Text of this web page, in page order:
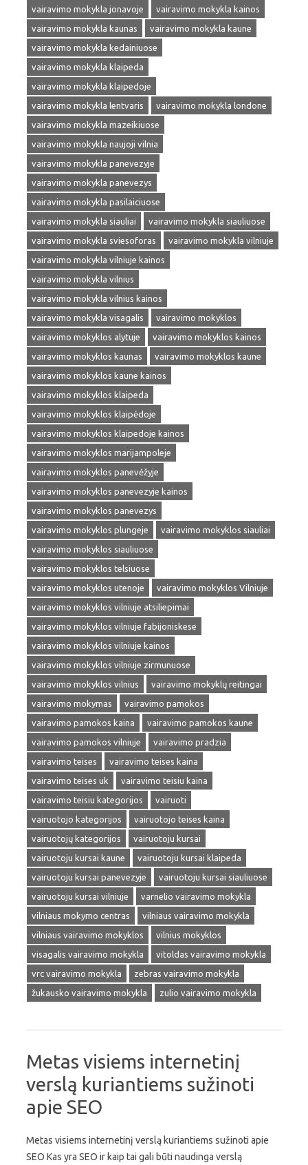
vairavimo mokykla jonavoje
vairavimo mokykla kainos
vairavimo mokykla kaunas
vairavimo mokykla kaune
vairavimo mokykla kedainiuose
vairavimo mokykla klaipeda
vairavimo mokykla klaipedoje
vairavimo mokykla lentvaris
vairavimo mokykla londone
vairavimo mokykla mazeikiuose
vairavimo mokykla naujoji vilnia
vairavimo mokykla panevezyje
vairavimo mokykla panevezys
vairavimo mokykla pasilaiciuose
vairavimo mokykla siauliai
vairavimo mokykla siauliuose
vairavimo mokykla sviesoforas
vairavimo mokykla vilniuje
vairavimo mokykla vilniuje kainos
vairavimo mokykla vilnius
vairavimo mokykla vilnius kainos
vairavimo mokykla visagalis
vairavimo mokyklos
vairavimo mokyklos alytuje
vairavimo mokyklos kainos
vairavimo mokyklos kaunas
vairavimo mokyklos kaune
vairavimo mokyklos kaune kainos
vairavimo mokyklos klaipeda
vairavimo mokyklos klaipėdoje
vairavimo mokyklos klaipedoje kainos
vairavimo mokyklos marijampoleje
vairavimo mokyklos panevėžyje
vairavimo mokyklos panevezyje kainos
vairavimo mokyklos panevezys
vairavimo mokyklos plungeje
vairavimo mokyklos siauliai
vairavimo mokyklos siauliuose
vairavimo mokyklos telsiuose
vairavimo mokyklos utenoje
vairavimo mokyklos Vilniuje
vairavimo mokyklos vilniuje atsiliepimai
vairavimo mokyklos vilniuje fabijoniskese
vairavimo mokyklos vilniuje kainos
vairavimo mokyklos vilniuje zirmunuose
vairavimo mokyklos vilnius
vairavimo mokyklų reitingai
vairavimo mokymas
vairavimo pamokos
vairavimo pamokos kaina
vairavimo pamokos kaune
vairavimo pamokos vilniuje
vairavimo pradzia
vairavimo teises
vairavimo teises kaina
vairavimo teises uk
vairavimo teisiu kaina
vairavimo teisiu kategorijos
vairuoti
vairuotojo kategorijos
vairuotojo teises kaina
vairuotojų kategorijos
vairuotoju kursai
vairuotoju kursai kaune
vairuotoju kursai klaipeda
vairuotoju kursai panevezyje
vairuotoju kursai siauliuose
vairuotoju kursai vilniuje
varnelio vairavimo mokykla
vilniaus mokymo centras
vilniaus vairavimo mokykla
vilniaus vairavimo mokyklos
vilnius mokyklos
visagalis vairavimo mokykla
vitoldas vairavimo mokykla
vrc vairavimo mokykla
zebras vairavimo mokykla
žukausko vairavimo mokykla
zulio vairavimo mokykla
Metas visiems internetinį
verslą kuriantiems sužinoti
apie SEO
Metas visiems internetinį verslą kuriantiems sužinoti apie
SEO Kas yra SEO ir kaip tai gali būti naudinga verslą